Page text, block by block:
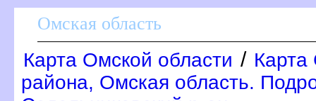
Омская область
Карта Омской области / Карта
района, Омская область.